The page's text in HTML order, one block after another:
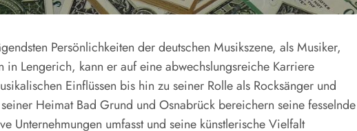
Persönlichkeiten der deutschen Musikszene, als Musiker,
in Lengerich, kann er auf eine abwechslungsreiche Karriere
Einflüssen bis hin zu seiner Rolle als Rocksänger und
Heimat Bad Grund und Osnabrück bereichern seine fesselnde
Unternehmungen umfasst und seine künstlerische Vielfalt